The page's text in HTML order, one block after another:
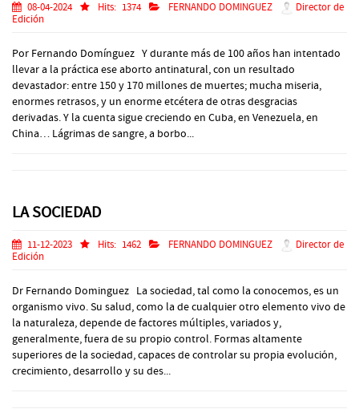
08-04-2024 Hits: 1374 FERNANDO DOMINGUEZ
Director de
Edición
Por Fernando Domínguez Y durante más de 100 años han intentado
llevar a la práctica ese aborto antinatural, con un resultado
devastador: entre 150 y 170 millones de muertes; mucha miseria,
enormes retrasos, y un enorme etcétera de otras desgracias
derivadas. Y la cuenta sigue creciendo en Cuba, en Venezuela, en
China… Lágrimas de sangre, a borbo...
LA SOCIEDAD
11-12-2023 Hits: 1462 FERNANDO DOMINGUEZ
Director de
Edición
Dr Fernando Dominguez La sociedad, tal como la conocemos, es un
organismo vivo. Su salud, como la de cualquier otro elemento vivo de
la naturaleza, depende de factores múltiples, variados y,
generalmente, fuera de su propio control. Formas altamente
superiores de la sociedad, capaces de controlar su propia evoluciόn,
crecimiento, desarrollo y su des...